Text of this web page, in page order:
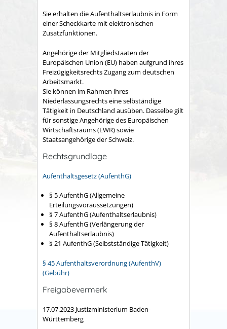
Sie erhalten die Aufenthaltserlaubnis in Form
einer Scheckkarte mit elektronischen
Zusatzfunktionen.
Angehörige der Mitgliedstaaten der
Europäischen Union (EU) haben aufgrund ihres
Freizügigkeitsrechts Zugang zum deutschen
Arbeitsmarkt.
Sie können im Rahmen ihres
Niederlassungsrechts eine selbständige
Tätigkeit in Deutschland ausüben. Dasselbe gilt
für sonstige Angehörige des Europäischen
Wirtschaftsraums (EWR) sowie
Staatsangehörige der Schweiz.
Rechtsgrundlage
Aufenthaltsgesetz (AufenthG)
§ 5 AufenthG (Allgemeine
Erteilungsvoraussetzungen)
§ 7 AufenthG (Aufenthaltserlaubnis)
§ 8 AufenthG (Verlängerung der
Aufenthaltserlaubnis)
§ 21 AufenthG (Selbstständige Tätigkeit)
§ 45 Aufenthaltsverordnung (AufenthV)
(Gebühr)
Freigabevermerk
17.07.2023 Justizministerium Baden-
Württemberg